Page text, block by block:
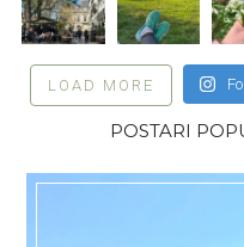
LOAD MORE
POSTARI